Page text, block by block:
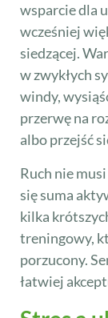
wsparcie dla
wcześniej
siedzącej.
w zwykłych
windy,
przerwę na
albo przejść
Ruch nie
się suma
kilka
treningowy,
porzucony.
łatwiej